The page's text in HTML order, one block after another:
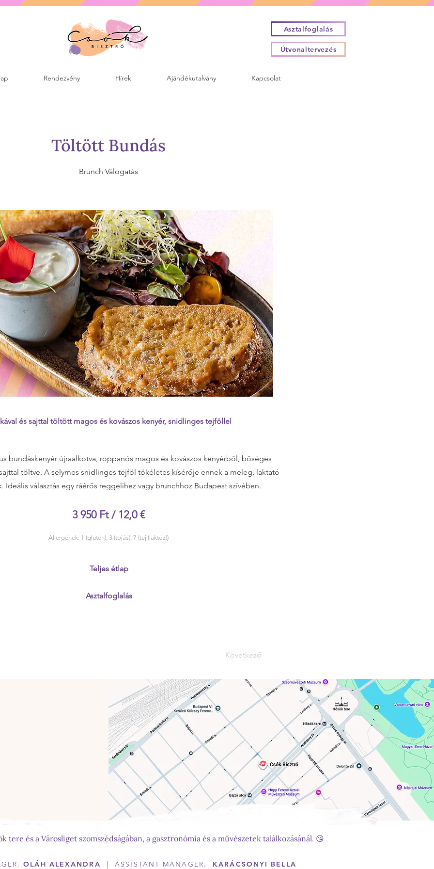
Asztalfoglalás
Útvonaltervezés
Rendezvény Hírek Ajándékutalvány Kapcsolat
Töltött Bundás
Brunch Válogatás
és sajttal töltött magos és kovászos kenyér, snidlinges tejföllel
bundáskenyér újraalkotva, roppanós magos és kovászos kenyérből, bőséges
töltve. A selymes snidlinges tejföl tökéletes kísérője ennek a meleg, laktató
Ideális választás egy ráérős reggelihez vagy brunchhoz Budapest szívében.
3 950 Ft / 12,0 €
Allergének: 1 (glutén), 3 (tojás), 7 (tej (laktóz))
Teljes étlap
Asztalfoglalás
Következő
tere és a Városliget szomszédságában, a gasztronómia és a művészetek találkozásánál. 😘
OLÁH ALEXANDRA | ASSISTANT MANAGER: KARÁCSONYI BELLA